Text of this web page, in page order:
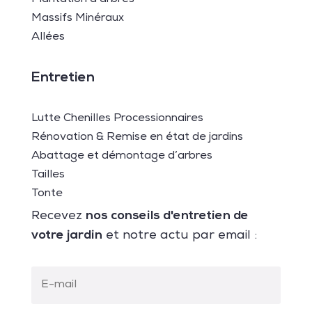
Massifs Minéraux
Allées
Entretien
Lutte Chenilles Processionnaires
Rénovation & Remise en état de jardins
Abattage et démontage d’arbres
Tailles
Tonte
Recevez nos conseils d'entretien de
votre jardin et notre actu par email :